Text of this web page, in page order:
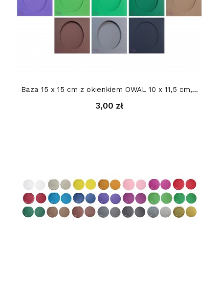
Baza 15 x 15 cm z okienkiem OWAL 10 x 11,5 cm,...
3,00 zł